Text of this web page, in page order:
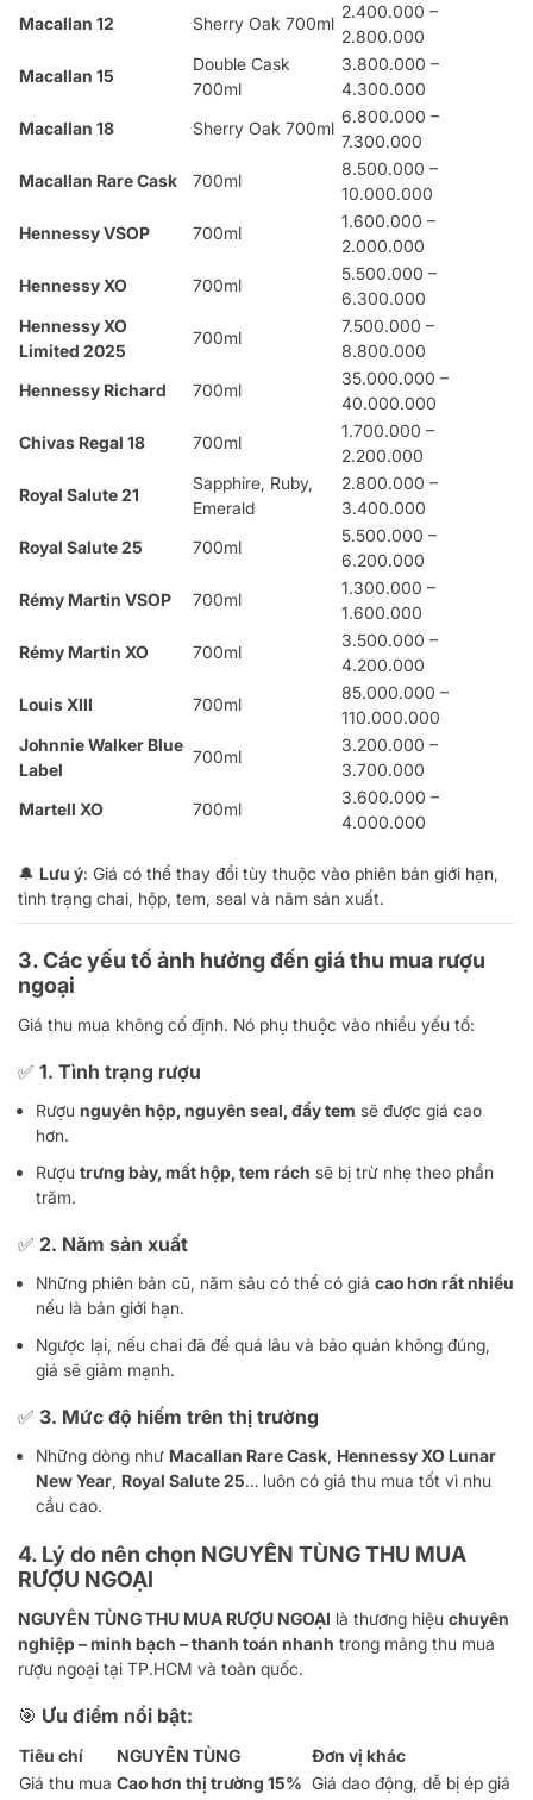
Macallan 12
Sherry Oak 700ml
2.400.000 –
2.800.000
Macallan 15
Double Cask
700ml
3.800.000 –
4.300.000
Macallan 18
Sherry Oak 700ml
6.800.000 –
7.300.000
Macallan Rare Cask
700ml
8.500.000 –
10.000.000
Hennessy VSOP
700ml
1.600.000 –
2.000.000
Hennessy XO
700ml
5.500.000 –
6.300.000
Hennessy XO
Limited 2025
700ml
7.500.000 –
8.800.000
Hennessy Richard
700ml
35.000.000 –
40.000.000
Chivas Regal 18
700ml
1.700.000 –
2.200.000
Royal Salute 21
Sapphire, Ruby,
Emerald
2.800.000 –
3.400.000
Royal Salute 25
700ml
5.500.000 –
6.200.000
Rémy Martin VSOP
700ml
1.300.000 –
1.600.000
Rémy Martin XO
700ml
3.500.000 –
4.200.000
Louis XIII
700ml
85.000.000 –
110.000.000
Johnnie Walker Blue
Label
700ml
3.200.000 –
3.700.000
Martell XO
700ml
3.600.000 –
4.000.000
🔔 Lưu ý: Giá có thể thay đổi tùy thuộc vào phiên bản giới hạn,
tình trạng chai, hộp, tem, seal và năm sản xuất.
3. Các yếu tố ảnh hưởng đến giá thu mua rượu
ngoại
Giá thu mua không cố định. Nó phụ thuộc vào nhiều yếu tố:
✅ 1. Tình trạng rượu
Rượu nguyên hộp, nguyên seal, đầy tem sẽ được giá cao
hơn.
Rượu trưng bày, mất hộp, tem rách sẽ bị trừ nhẹ theo phần
trăm.
✅ 2. Năm sản xuất
Những phiên bản cũ, năm sâu có thể có giá cao hơn rất nhiều
nếu là bản giới hạn.
Ngược lại, nếu chai đã để quá lâu và bảo quản không đúng,
giá sẽ giảm mạnh.
✅ 3. Mức độ hiếm trên thị trường
Những dòng như Macallan Rare Cask, Hennessy XO Lunar
New Year, Royal Salute 25… luôn có giá thu mua tốt vì nhu
cầu cao.
4. Lý do nên chọn NGUYÊN TÙNG THU MUA
RƯỢU NGOẠI
NGUYÊN TÙNG THU MUA RƯỢU NGOẠI là thương hiệu chuyên
nghiệp – minh bạch – thanh toán nhanh trong mảng thu mua
rượu ngoại tại TP.HCM và toàn quốc.
🎯 Ưu điểm nổi bật:
Tiêu chí NGUYÊN TÙNG
Đơn vị khác
Giá thu mua Cao hơn thị trường 15% Giá dao động, dễ bị ép giá